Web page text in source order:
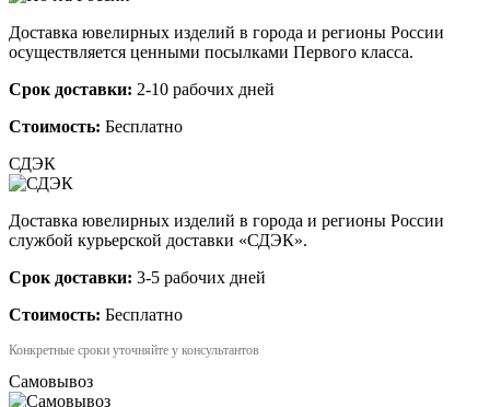
Доставка ювелирных изделий в города и регионы России
осуществляется ценными посылками Первого класса.
Срок доставки: 2-10 рабочих дней
Стоимость: Бесплатно
СДЭК
Доставка ювелирных изделий в города и регионы России
службой курьерской доставки «СДЭК».
Срок доставки: 3-5 рабочих дней
Стоимость: Бесплатно
Конкретные сроки уточняйте у консультантов
Самовывоз